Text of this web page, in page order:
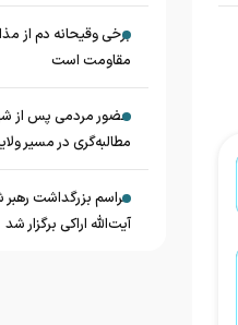
برخی وقیحانه دم از
مقاومت است
حضور مردمی پس از
مطالبه‌گری در مسیر
مراسم بزرگداشت رهبر
آیت‌الله اراکی برگزار شد